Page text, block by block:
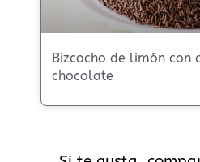
Bizcocho de limón con
chocolate